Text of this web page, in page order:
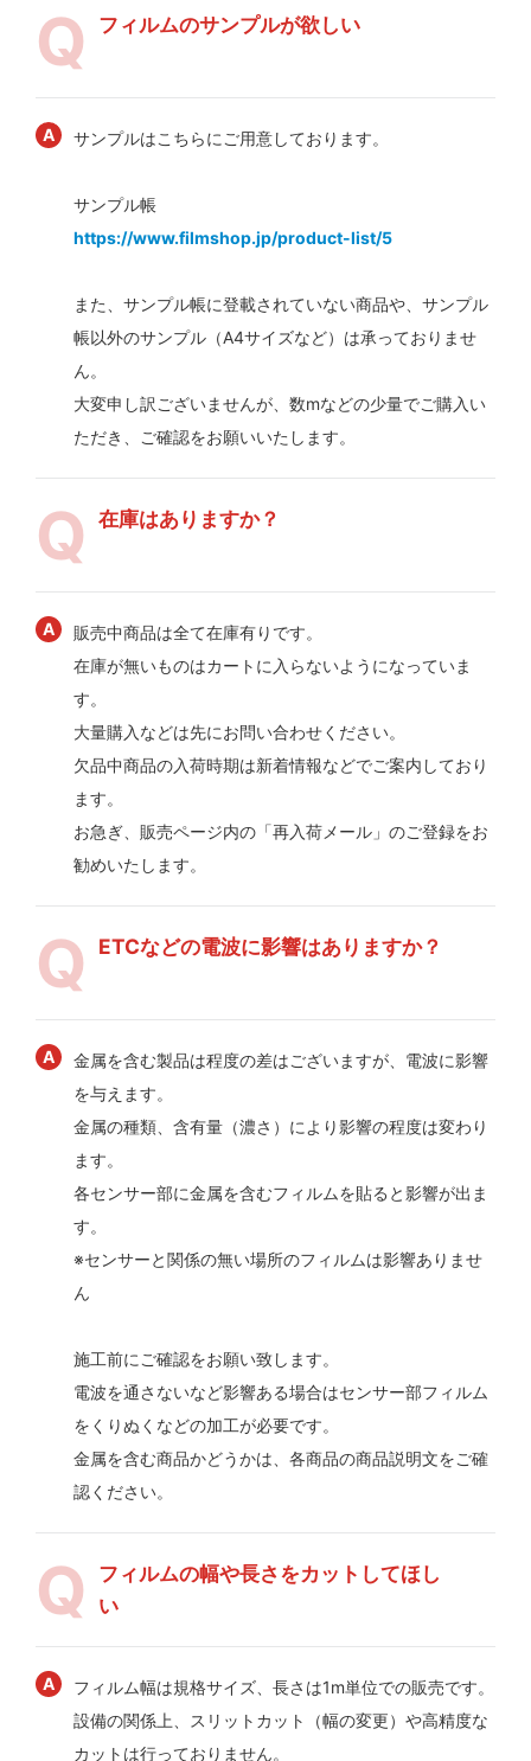
フィルムのサンプルが欲しい
サンプルはこちらにご用意しております。
サンプル帳
https://www.filmshop.jp/product-list/5
また、サンプル帳に登載されていない商品や、サンプル
帳以外のサンプル（A4サイズなど）は承っておりませ
ん。
大変申し訳ございませんが、数mなどの少量でご購入い
ただき、ご確認をお願いいたします。
在庫はありますか？
販売中商品は全て在庫有りです。
在庫が無いものはカートに入らないようになっていま
す。
大量購入などは先にお問い合わせください。
欠品中商品の入荷時期は新着情報などでご案内しており
ます。
お急ぎ、販売ページ内の「再入荷メール」のご登録をお
勧めいたします。
ETCなどの電波に影響はありますか？
金属を含む製品は程度の差はございますが、電波に影響
を与えます。
金属の種類、含有量（濃さ）により影響の程度は変わり
ます。
各センサー部に金属を含むフィルムを貼ると影響が出ま
す。
※センサーと関係の無い場所のフィルムは影響ありませ
ん
施工前にご確認をお願い致します。
電波を通さないなど影響ある場合はセンサー部フィルム
をくりぬくなどの加工が必要です。
金属を含む商品かどうかは、各商品の商品説明文をご確
認ください。
フィルムの幅や長さをカットしてほし
い
フィルム幅は規格サイズ、長さは1m単位での販売です。
設備の関係上、スリットカット（幅の変更）や高精度な
カットは行っておりません。